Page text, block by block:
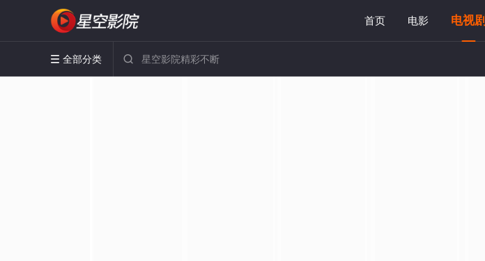
首页 电影 电视剧
 全部分类 